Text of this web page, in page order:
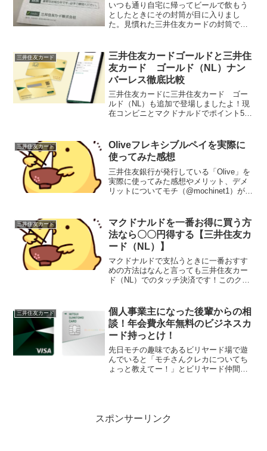
いつも通り自宅に帰ってビールで飲もう
としたときにその封筒が目に入りまし
た。見慣れた三井住友カードの封筒で
認すると【カード差替え（カード番号変
更）に関するご協力のお願い】...
三井住友カード
三井住友カードゴールドと三井住
友カード ゴールド（NL）ナン
バーレス徹底比較
三井住友カードに三井住友カード ゴー
ルド（NL）も追加で登場しましたよ！現
在コンビニとマクドナルドでポイント5％
が充実している三井住友カード ゴール
ド（NL）の登場で...
三井住友カード
Oliveフレキシブルペイを実際に
使ってみた感想
三井住友銀行が発行している「Olive」を
実際に使ってみた感想やメリット、デメ
リットについてモチ（@mochinet1）がわ
ッシュカード・Vポイント管理を統合した
アプリ...
三井住友カード
マクドナルドを一番お得に買う方
法なら〇〇円得する【三井住友カ
ード（NL）】
マクドナルドで支払うときに一番おすす
めの方法はなんと言っても三井住友カー
ド（NL）でのタッチ決済です！このクレ
額の5％ものポイント還元があるクレジッ
トカードなのです。マ...
三井住友カード
個人事業主になった後輩からの相
談！年会費永年無料のビジネスカ
ード持っとけ！
先日モチの趣味であるビリヤード場で遊
んでいると「モチさんクレカについてち
ょっと教えてー！」とビリヤード仲間の
スポンサーリンク